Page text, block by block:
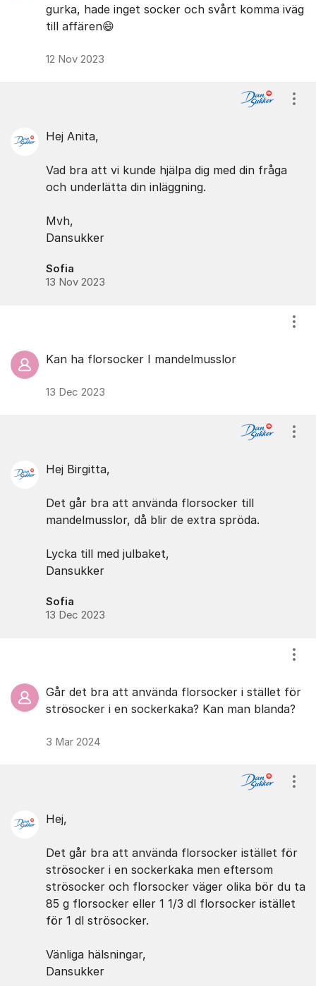
gurka, hade inget socker och svårt komma iväg
till affären😄
12 Nov 2023
Hej Anita,
Vad bra att vi kunde hjälpa dig med din fråga
och underlätta din inläggning.
Mvh,
Dansukker
Sofia
13 Nov 2023
Kan ha florsocker I mandelmusslor
13 Dec 2023
Hej Birgitta,
Det går bra att använda florsocker till
mandelmusslor, då blir de extra spröda.
Lycka till med julbaket,
Dansukker
Sofia
13 Dec 2023
Går det bra att använda florsocker i stället för
strösocker i en sockerkaka? Kan man blanda?
3 Mar 2024
Hej,
Det går bra att använda florsocker istället för
strösocker i en sockerkaka men eftersom
strösocker och florsocker väger olika bör du ta
85 g florsocker eller 1 1/3 dl florsocker istället
för 1 dl strösocker.
Vänliga hälsningar,
Dansukker